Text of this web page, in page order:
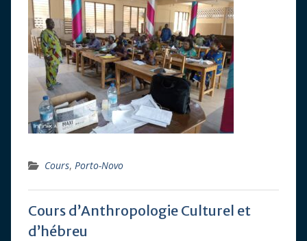
Cours, Porto-Novo
Cours d’Anthropologie Culturel et
d’hébreu